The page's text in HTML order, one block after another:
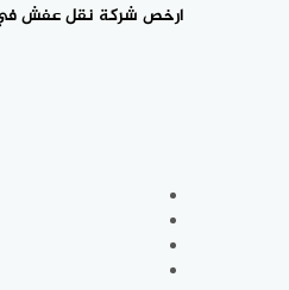
ارخص شركة نقل عفش في